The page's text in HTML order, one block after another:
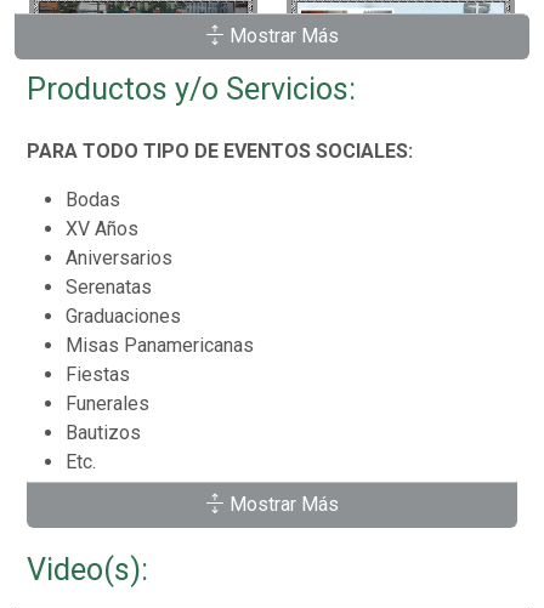
Mostrar Más
Productos y/o Servicios:
PARA TODO TIPO DE EVENTOS SOCIALES:
Bodas
XV Años
Aniversarios
Serenatas
Graduaciones
Misas Panamericanas
Fiestas
Funerales
Bautizos
Etc.
Conoce nuestro repertorio descargando nuestro
Mostrar Más
Video(s):